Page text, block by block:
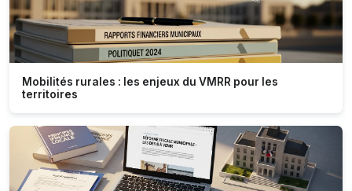
Mobilités rurales : les enjeux du VMRR pour les
territoires